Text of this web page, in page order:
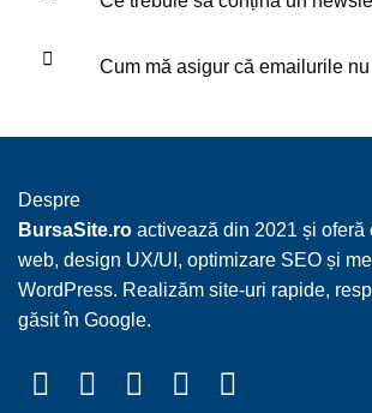
Cum mă asigur că emailurile
Despre
BursaSite.ro activează din 2021 și oferă
web, design UX/UI, optimizare SEO și
WordPress. Realizăm site-uri rapide,
găsit în Google.